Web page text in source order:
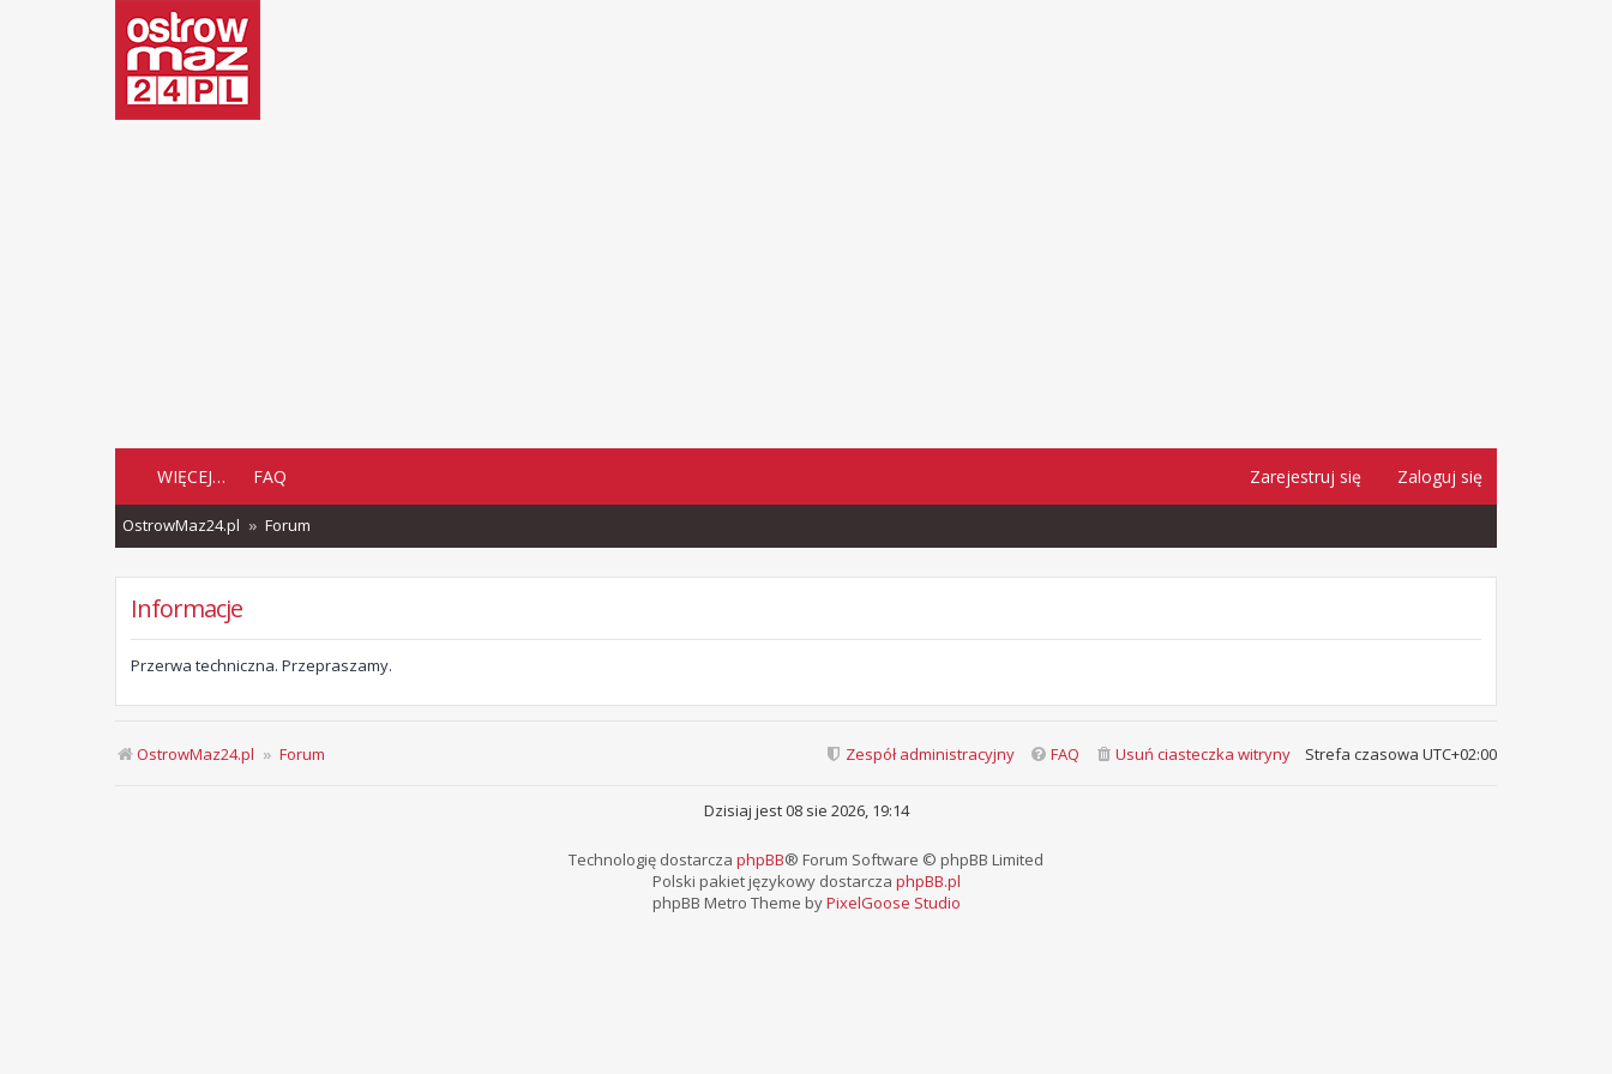
WIĘCEJ… FAQ Zaloguj się
Zarejestruj się
OstrowMaz24.pl Forum
Informacje
Przerwa techniczna. Przepraszamy.
OstrowMaz24.pl Forum Strefa czasowa UTC+02:00
Usuń ciasteczka witryny
FAQ
Zespół administracyjny
Dzisiaj jest 08 sie 2026, 19:14
Technologię dostarcza phpBB® Forum Software © phpBB Limited
Polski pakiet językowy dostarcza phpBB.pl
phpBB Metro Theme byPixelGoose Studio